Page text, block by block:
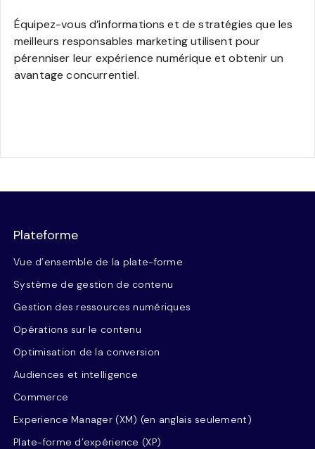
Équipez-vous d’informations et de stratégies que les
meilleurs responsables marketing utilisent pour
pérenniser leur expérience numérique et obtenir un
avantage concurrentiel.
Plateforme
Vue d’ensemble de la plate-forme
Système de gestion de contenu
Gestion des ressources numériques
Opérations sur le contenu
Optimisation de la conversion
Audiences et intelligence
Commerce
Experience Manager (XM) (en anglais seulement)
Plate-forme d’expérience (XP)